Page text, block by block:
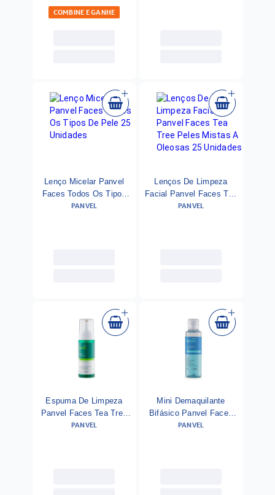
COMBINE E GANHE
Lenço Micelar Panvel
Faces Todos Os Tipos
De Pele 25 Unidades
PANVEL
Lenços De Limpeza
Facial Panvel Faces Tea
Tree Peles Mistas A
PANVEL
Espuma De Limpeza
Panvel Faces Tea Tree
Peles Mistas A Oleosas
PANVEL
Mini Demaquilante
Bifásico Panvel Faces
Todos Os Tipos De Pele
PANVEL